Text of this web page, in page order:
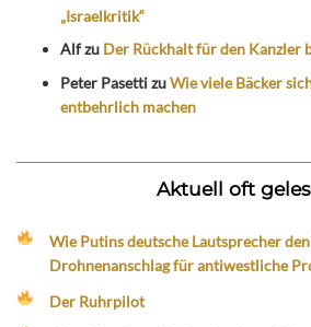
„Israelkritik“
Alfzu Der Rückhalt für den Kanzler
Peter PasettizuWie viele Bäcker
entbehrlich machen
Aktuell oft
Wie Putins deutsche Lautsprecher
Drohnenanschlag für antiwestliche
Der Ruhrpilot